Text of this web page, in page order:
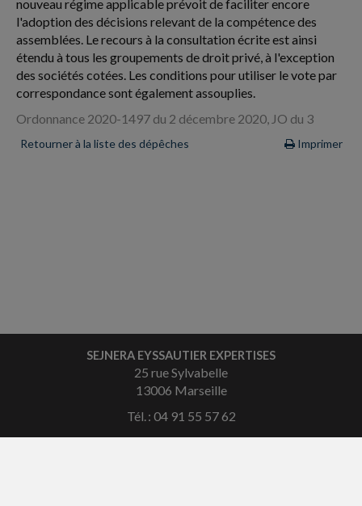
nouveau régime applicable prévoit de faciliter encore
l'adoption des décisions relevant de la compétence des
assemblées. Le recours à la consultation écrite est ainsi
étendu à tous les groupements de droit privé, à l'exception
des sociétés cotées. Les conditions pour utiliser le vote par
correspondance sont également assouplies.
Ordonnance 2020-1497 du 2 décembre 2020, JO du 3
Retourner à la liste des dépêches Imprimer
SEJNERA EYSSAUTIER EXPERTISES
25 rue Sylvabelle
13006 Marseille
Tél. : 04 91 55 57 62
Courriel :contact@eyssautier.com